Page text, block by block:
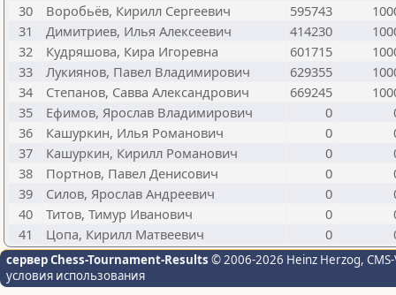
30
Воробьёв, Кирилл Сергеевич 595743
31
Димитриев, Илья Алексеевич 414230
32
Кудряшова, Кира Игоревна 601715
33
Лукиянов, Павел Владимирович 629355
34
Степанов, Савва Александрович 669245
35
Ефимов, Ярослав Владимирович 0
36
Кашуркин, Илья Романович 0
37
Кашуркин, Кирилл Романович 0
38
Портнов, Павел Денисович 0
39
Силов, Ярослав Андреевич 0
40
Титов, Тимур Иванович 0
41
Цопа, Кирилл Матвеевич 0
сервер Chess-Tournament-Results © 2006-2026 Heinz Herzog,
условия использования